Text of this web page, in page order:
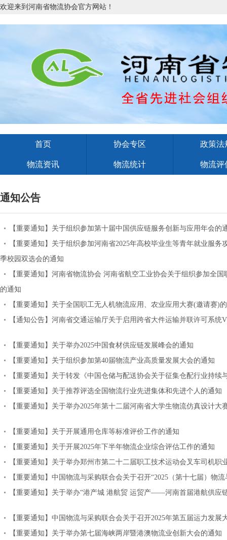
欢迎来到河南省物流协会官方网站！
首页 协会专区 政策法
物流资讯 物流统计 物流评
通知公告
【重要通知】关于组织参加第十届中国供应链服务创新与应用年会的
【重要通知】关于组织参加河南省2025年高校毕业生等青年就业服
季校园双选会的通知
【重要通知】河南省物流协会 河南省航空工业协会关于组织参加全
的通知
【重要通知】关于全国职工无人机物流应用、农业应用大赛(邀请赛)
【通知公告】河南省交通运输厅关于启用跨省大件运输并联许可系
【重要通知】关于举办2025中国食材供应链发展峰会的通知
【重要通知】关于组织参加第40届物流产业高质量发展大会的通知
【重要通知】关于转发《中国仓储与配送协会关于征集仓配行业持续
【重要通知】关于推荐评选全国物流行业先进集体和先进个人的通知
【重要通知】关于举办2025年第十二届河南省大学生物流仿真设计大
【重要通知】关于开展通用仓库等标准评价工作的通知
【重要通知】关于开展2025年下半年物流企业综合评估工作的通知
【重要通知】关于举办郑州市第二十二届职工技术运动会叉车司机职
【重要通知】中国物流与采购联合会关于召开“2025（第十七届）物
【重要通知】关于举办“港产城 港航贸 运贸产——河南首届港航供应
【重要通知】中国物流与采购联合会关于召开2025年第五届运力发展
【重要通知】关于举办第七届海峡两岸暨港澳物流业创新大会的通知